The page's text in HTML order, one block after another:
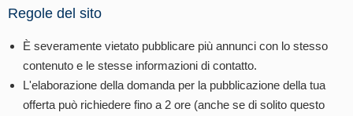
Regole del sito
È severamente vietato pubblicare più annunci con lo stesso
contenuto e le stesse informazioni di contatto.
L'elaborazione della domanda per la pubblicazione della tua
offerta può richiedere fino a 2 ore (anche se di solito questo